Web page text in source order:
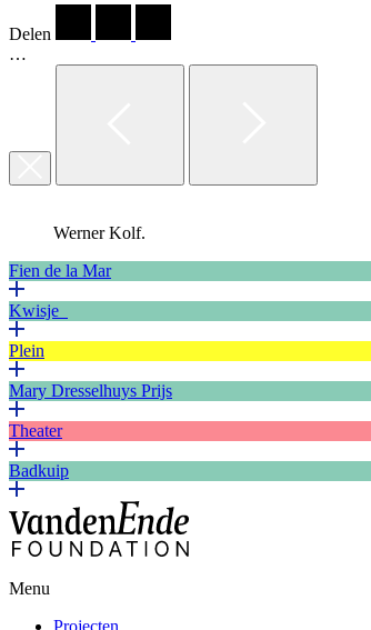
Delen
…
Werner Kolf.
Fien de la Mar
Kwisje
Plein
Mary Dresselhuys Prijs
Theater
Badkuip
Menu
Projecten